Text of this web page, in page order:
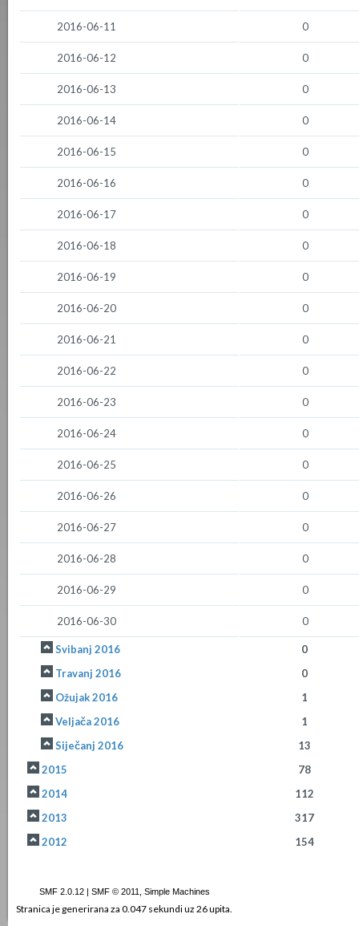
2016-06-11 0
2016-06-12 0
2016-06-13 0
2016-06-14 0
2016-06-15 0
2016-06-16 0
2016-06-17 0
2016-06-18 0
2016-06-19 0
2016-06-20 0
2016-06-21 0
2016-06-22 0
2016-06-23 0
2016-06-24 0
2016-06-25 0
2016-06-26 0
2016-06-27 0
2016-06-28 0
2016-06-29 0
2016-06-30 0
Svibanj 2016
0
Travanj 2016
0
Ožujak 2016
1
Veljača 2016
1
Siječanj 2016
13
2015
78
2014
112
2013
317
2012
154
SMF 2.0.12| SMF © 2011 Simple Machines
Stranica je generirana za 0.047 sekundi uz 26 upita.